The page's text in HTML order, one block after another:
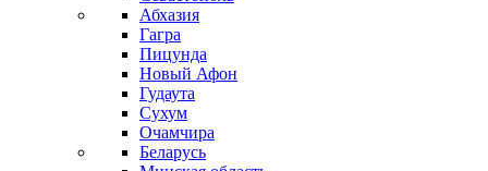
Абхазия
Гагра
Пицунда
Новый Афон
Гудаута
Сухум
Очамчира
Беларусь